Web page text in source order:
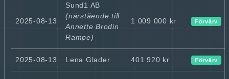
2025-08-13
Sund1 AB
(närstående till
Annette Brodin
Rampe)
1 009 000 kr Förvärv
2025-08-13 Lena Glader 401 920 kr Förvärv